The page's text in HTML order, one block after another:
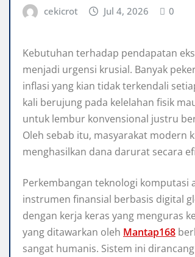
cekicrot Jul 4, 2026 0
Kebutuhan terhadap pendapatan
menjadi urgensi krusial. Banyak
inflasi yang kian tidak terkendali
kali berujung pada kelelahan fisik
untuk lembur konvensional justru
Oleh sebab itu, masyarakat modern
menghasilkan dana darurat secara
Perkembangan teknologi komputasi
instrumen finansial berbasis digital
dengan kerja keras yang menguras
yang ditawarkan oleh Mantap168
sangat humanis. Sistem ini